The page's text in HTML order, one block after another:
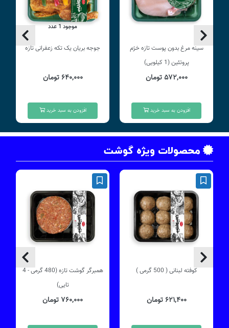
سینه مرغ بدون پوست تازه خرّم
پروتئین (1 کیلویی)
۵۷۲,۰۰۰ تومان
افزودن به سبد خرید
موجود 1 عدد
جوجه بریان یک تکه زعفرانی تازه
۶۴۰,۰۰۰ تومان
افزودن به سبد خرید
محصولات ویژه گوشت
کوفته لبنانی ( 500 گرمی )
۶۲۱,۴۰۰ تومان
همبرگر گوشت تازه (480 گرمی - 4
تایی)
۷۶۰,۰۰۰ تومان